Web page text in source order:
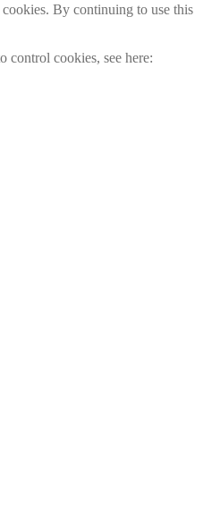
By continuing to use this
cookies, see here: